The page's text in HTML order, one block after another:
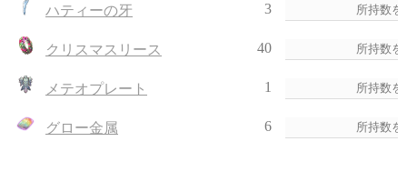
ハティーの牙 3
クリスマスリース 40
メテオプレート 1
グロー金属 6